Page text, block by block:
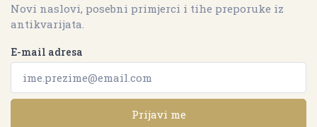
Novi naslovi, posebni primjerci i tihe preporuke iz
antikvarijata.
E-mail adresa
Prijavi me